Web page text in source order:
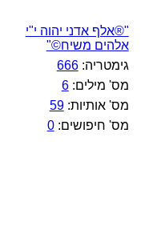
"®אלף אדני יהוה י"י
אלהים משיח©"
גימטריה:666
מס' מילים:6
מס' אותיות:59
מס' חיפושים:0